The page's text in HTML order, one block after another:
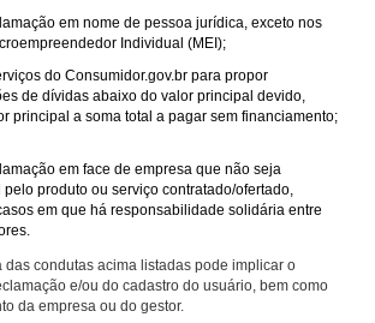
em nome de pessoa jurídica, exceto nos
Individual (MEI);
do Consumidor.gov.br para propor
de dívidas abaixo do valor principal devido,
principal a soma total a pagar sem financiamento;
em face de empresa que não seja
produto ou serviço contratado/ofertado,
em que há responsabilidade solidária entre
das condutas acima listadas pode implicar o
e/ou do cadastro do usuário, bem como
da empresa ou do gestor.